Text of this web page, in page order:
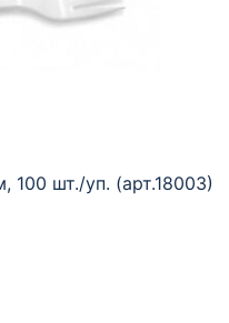
100 шт./уп. (арт.18003)